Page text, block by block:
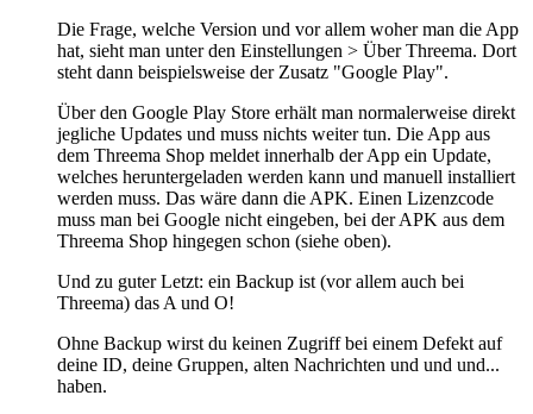
Die Frage, welche Version und vor allem woher man die App
hat, sieht man unter den Einstellungen > Über Threema. Dort
steht dann beispielsweise der Zusatz "Google Play".
Über den Google Play Store erhält man normalerweise direkt
jegliche Updates und muss nichts weiter tun. Die App aus
dem Threema Shop meldet innerhalb der App ein Update,
welches heruntergeladen werden kann und manuell installiert
werden muss. Das wäre dann die APK. Einen Lizenzcode
muss man bei Google nicht eingeben, bei der APK aus dem
Threema Shop hingegen schon (siehe oben).
Und zu guter Letzt: ein Backup ist (vor allem auch bei
Threema) das A und O!
Ohne Backup wirst du keinen Zugriff bei einem Defekt auf
deine ID, deine Gruppen, alten Nachrichten und und und...
haben.